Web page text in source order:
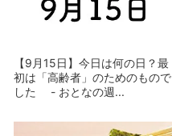
【9月15日】今日は何の日？最
初は「高齢者」のためのもので
した - おとなの週...